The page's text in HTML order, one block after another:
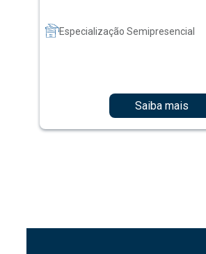
Especialização Semipresencial
Saiba mais